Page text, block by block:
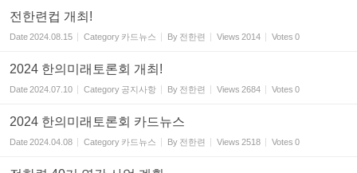
전한련컵 개최!
Date2024.08.15 Category 카드뉴스 By 전한련 Views 2014 Votes 0
2024 한의미래토론회 개최!
Date2024.07.10 Category 공지사항 By 전한련 Views 2684 Votes 0
2024 한의미래토론회 카드뉴스
Date2024.04.08 Category 카드뉴스 By 전한련 Views 2518 Votes 0